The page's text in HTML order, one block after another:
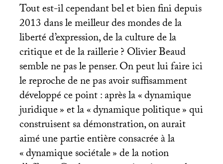
Tout est-il cependant bel et bien fini depuis
2013 dans le meilleur des mondes de la
liberté d’expression, de la culture de la
critique et de la raillerie? Olivier Beaud
semble ne pas le penser. On peut lui faire ici
le reproche de ne pas avoir suffisamment
développé ce point : après la «dynamique
juridique» et la «dynamique politique» qui
construisent sa démonstration, on aurait
aimé une partie entière consacrée à la
«dynamique sociétale» de la notion